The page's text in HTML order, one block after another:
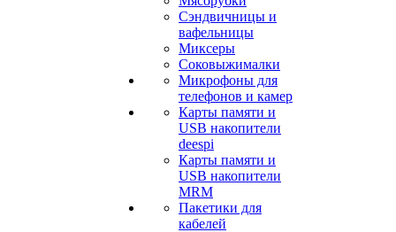
Сэндвичницы и
вафельницы
Миксеры
Соковыжималки
Микрофоны для
телефонов и камер
Карты памяти и
USB накопители
deespi
Карты памяти и
USB накопители
MRM
Пакетики для
кабелей